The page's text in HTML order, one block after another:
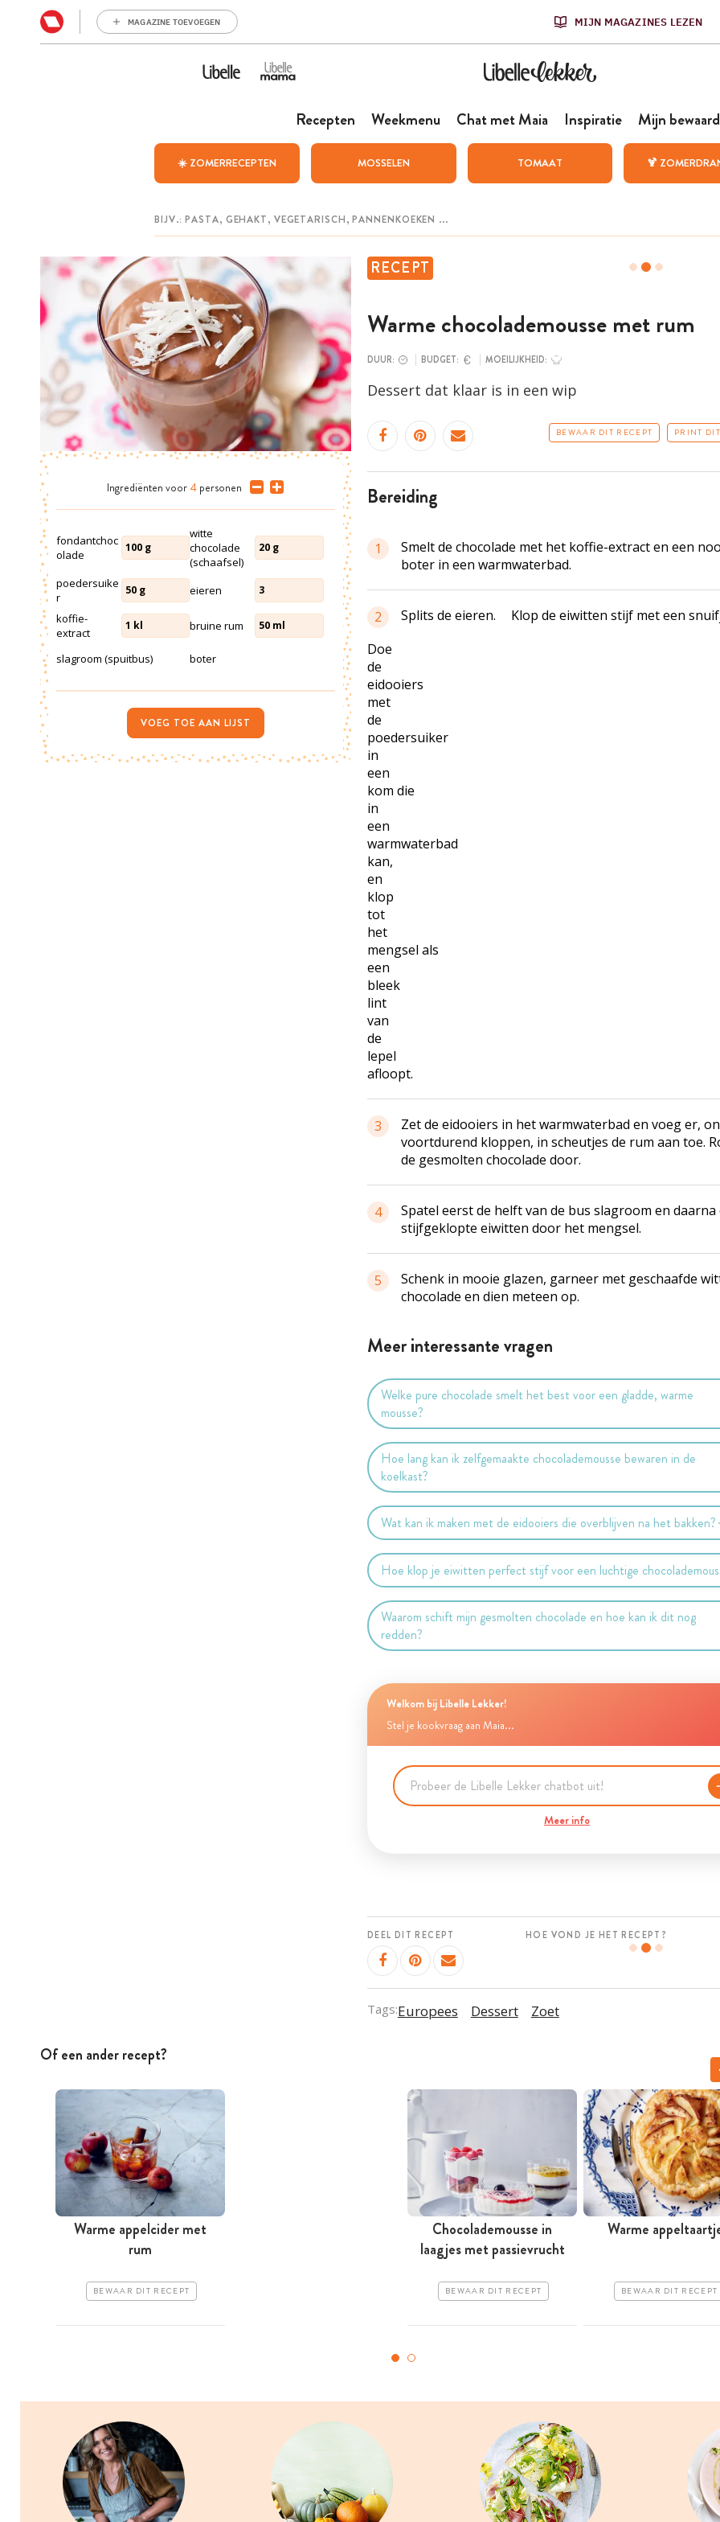
MAGAZINE TOEVOEGEN MIJN MAGAZINES LEZEN
Recepten Weekmenu Chat met Maia Inspiratie Mijn
☀️ ZOMERRECEPTEN MOSSELEN TOMAAT 🍹
RECEPT
Warme chocolademousse met rum
DUUR: BUDGET: MOEILIJKHEID:
Dessert dat klaar is in een wip
BEWAAR DIT RECEPT PRINT
bereiding
1
Smelt de chocolade met het koffie-extract en een
boter in een warmwaterbad.
2 Splits de eieren.
Klop de eiwitten stijf met een
Doe
de
eidooiers
met
de
poedersuiker
in
een
kom die
in
een
warmwaterbad
kan,
en
klop
tot
het
mengsel als
een
bleek
lint
van
de
lepel
afloopt.
3
Zet de eidooiers in het warmwaterbad en voeg er,
voortdurend kloppen, in scheutjes de rum aan toe.
de gesmolten chocolade door.
4
Spatel eerst de helft van de bus slagroom en daarna
stijfgeklopte eiwitten door het mengsel.
5
Schenk in mooie glazen, garneer met geschaafde
chocolade en dien meteen op.
Meer interessante vragen
Welke pure chocolade smelt het best voor een gladde, warme
mousse?
Hoe lang kan ik zelfgemaakte chocolademousse bewaren in de
koelkast?
Wat kan ik maken met de eidooiers die overblijven na het bakken?
Hoe klop je eiwitten perfect stijf voor een luchtige
Waarom schift mijn gesmolten chocolade en hoe kan ik dit nog
redden?
Welkom bij Libelle Lekker!
Stel je kookvraag aan Maia...
Meer info
DEEL DIT RECEPT HOE VOND JE HET RECEPT?
Tags:Europees Dessert Zoet
Ingrediënten voor 4 personen
fondantchoc
olade
100 g
witte
chocolade
(schaafsel)
20 g
poedersuike
r
50 g eieren 3
koffie-
extract
1 kl bruine rum 50 ml
slagroom (spuitbus) boter
VOEG TOE AAN LIJST
Of een ander recept?
Warme appelcider met
rum
BEWAAR DIT RECEPT
Chocolademousse in
laagjes met passievrucht
BEWAAR DIT RECEPT
Warme
BEWAAR DIT RECEPT